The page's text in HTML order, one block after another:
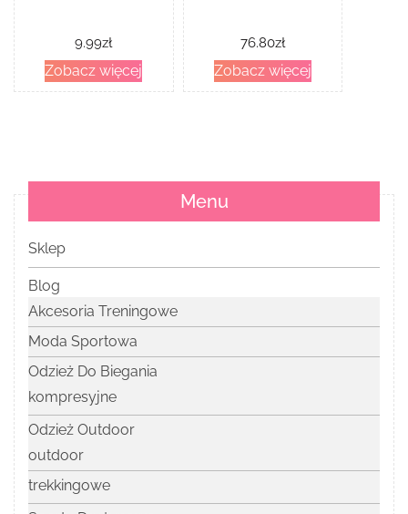
9.99zł
Zobacz więcej
76.80zł
Zobacz więcej
Menu
Sklep
Blog
Akcesoria Treningowe
Moda Sportowa
Odzież Do Biegania
kompresyjne
Odzież Outdoor
outdoor
trekkingowe